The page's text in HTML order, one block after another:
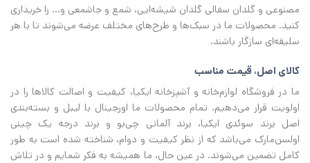
مصنوعی و گلدان سفالی گلدان شیشه‌ایی، شمع و جاشمعی و… را خریداری
کنید. محصولات ما در سبک‌ها و طرح‌های مختلف عرضه می‌شوند تا با هر
سلیقه‌ای سازگار باشند.
کالای اصل، قیمت مناسب
ما در فروشگاه لوازم‌خانه و آشپزخانه ایکیا، کیفیت و اصالت کالاها را در
اولویت قرار می‌دهیم. تمام محصولات ما اورجینال با لیبل و بسته‌بندی
اصل برند سوئدی ایکیا، برند آلمانی چی‌بو و برند درجه یک چینی
اولسن‌مارک می‌باشد که از نظر کیفیت و دوام، شناخته شده است به طور
کامل تضمین می‌شوند. در عین حال، ما همیشه به فکر شمایم و در تلاش